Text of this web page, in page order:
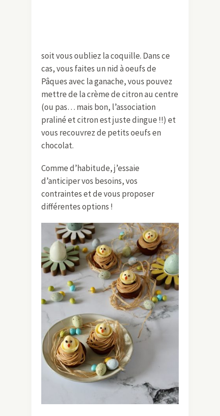
soit vous oubliez la coquille. Dans ce
cas, vous faites un nid à oeufs de
Pâques avec la ganache, vous pouvez
mettre de la crème de citron au centre
(ou pas… mais bon, l’association
praliné et citron est juste dingue !!) et
vous recouvrez de petits oeufs en
chocolat.
Comme d’habitude, j’essaie
d’anticiper vos besoins, vos
contraintes et de vous proposer
différentes options !